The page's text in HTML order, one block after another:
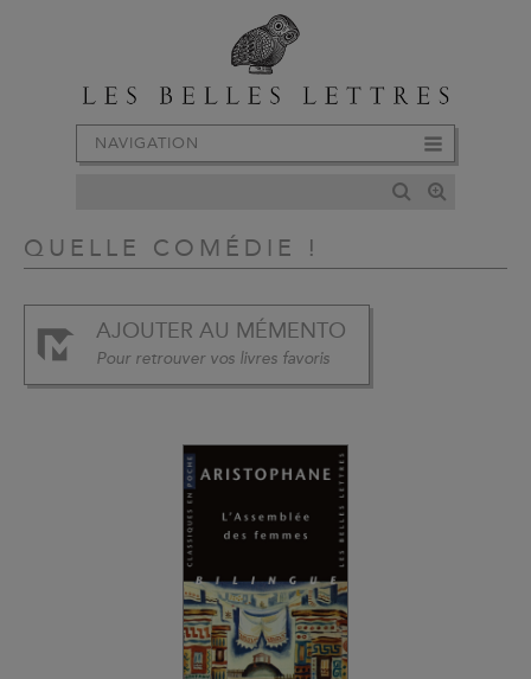
NAVIGATION
QUELLE COMÉDIE !
AJOUTER AU MÉMENTO
Pour retrouver vos livres favoris